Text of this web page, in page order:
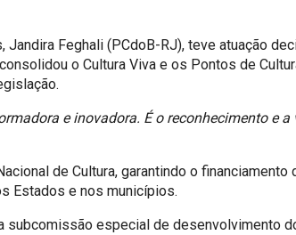
Feghali (PCdoB-RJ), teve atuação
o Cultura Viva e os Pontos de
e inovadora. É o reconhecimento e
de Cultura, garantindo o
Estados e nos municípios.
subcomissão especial de desenvolvimento